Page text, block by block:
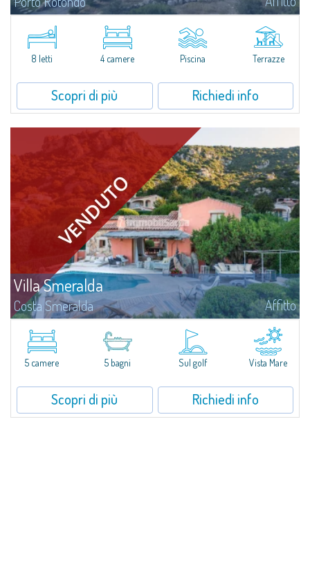
Porto RotondoNel cuore delle colline di Cugnana, a pochi minuti da Porto
Rotondo e dalle più belle spiagge della Costa Smeralda, proponiamo in...
8 letti
4 camere Piscina Terrazze
Scopri di più Richiedi info
Villa Smeralda
Costa Smeralda Affitto
Villa Smeralda, a firma del celebre Architetto Jean Claude Lesuisse, si
affaccia in posizione dominante sulla baia del Pevero, con una vista
panoramica sul mare e sulle colline di Pantogia. La proprietà fa parte di
un...5 camere 5 bagni Sul golf Vista Mare
Scopri di più Richiedi info